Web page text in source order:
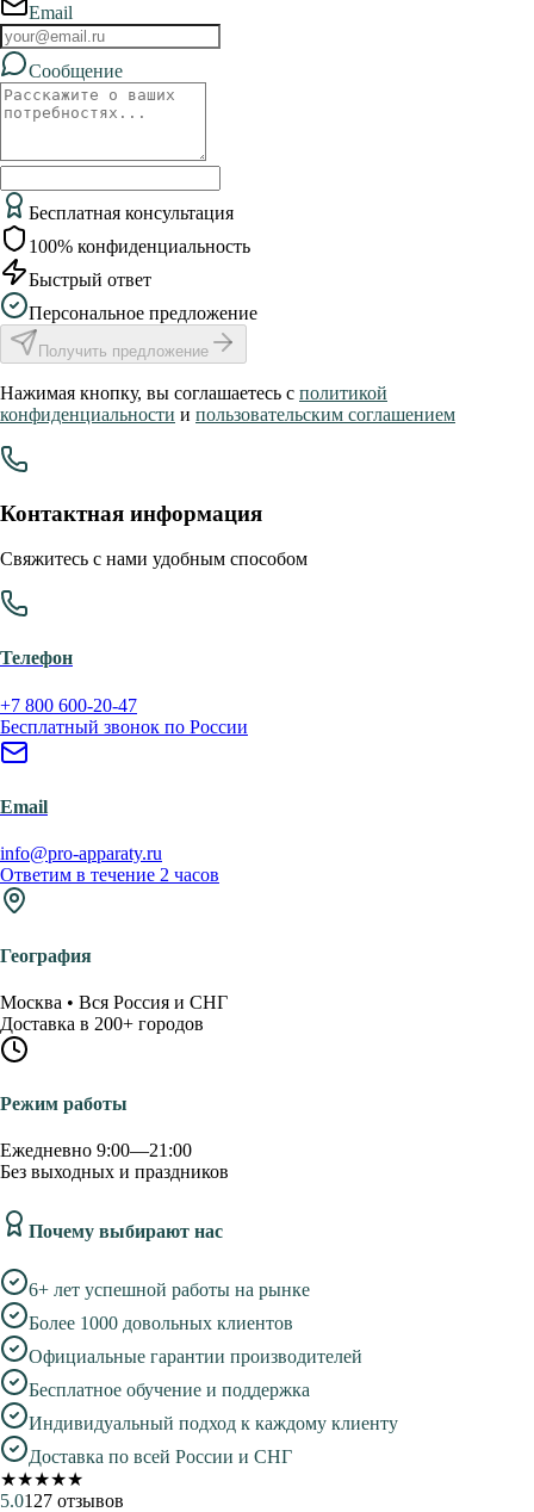
Email
Сообщение
Бесплатная консультация
100% конфиденциальность
Быстрый ответ
Персональное предложение
Получить предложение
Нажимая кнопку, вы соглашаетесь с политикой
конфиденциальности и пользовательским соглашением
Контактная информация
Свяжитесь с нами удобным способом
Телефон
+7 800 600-20-47
Бесплатный звонок по России
Email
info@pro-apparaty.ru
Ответим в течение 2 часов
География
Москва • Вся Россия и СНГ
Доставка в 200+ городов
Режим работы
Ежедневно 9:00—21:00
Без выходных и праздников
Почему выбирают нас
6+ лет успешной работы на рынке
Более 1000 довольных клиентов
Официальные гарантии производителей
Бесплатное обучение и поддержка
Индивидуальный подход к каждому клиенту
Доставка по всей России и СНГ
★★★★★
5.0127 отзывов